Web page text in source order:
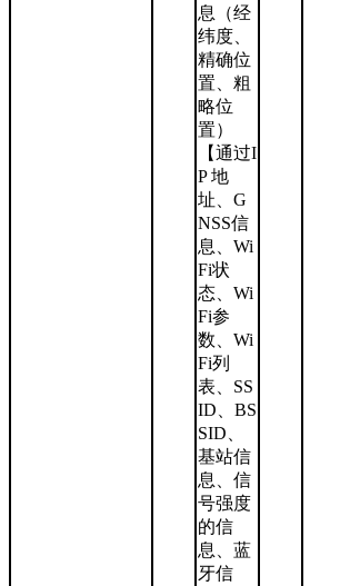
息（经
纬度、
精确位
置、粗
略位
置）
【通过I
P 地
址、G
NSS信
息、Wi
Fi状
态、Wi
Fi参
数、Wi
Fi列
表、SS
ID、BS
SID、
基站信
息、信
号强度
的信
息、蓝
牙信